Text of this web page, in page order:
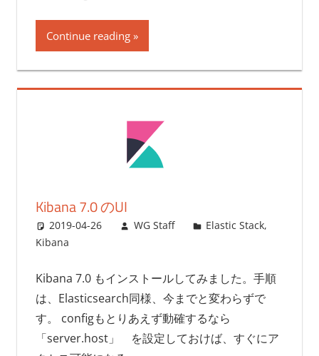
Continue reading
Kibana 7.0 のUI
2019-04-26 WG Staff Elastic Stack,
Kibana
Kibana 7.0 もインストールしてみました。手順
は、Elasticsearch同様、今までと変わらずで
す。 configもとりあえず動確するなら
「server.host」 を設定しておけば、すぐにア